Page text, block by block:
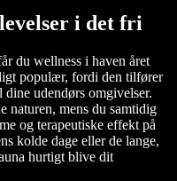
i det fri
du wellness i haven året
populær, fordi den tilfører
udendørs omgivelser.
naturen, mens du samtidig
og terapeutiske effekt på
kolde dage eller de lange,
hurtigt blive dit